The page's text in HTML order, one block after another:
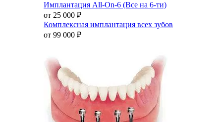
Имплантация All-On-6 (Все на 6-ти)
от 25 000 ₽
Комплексная имплантация всех зубов
от 99 000 ₽